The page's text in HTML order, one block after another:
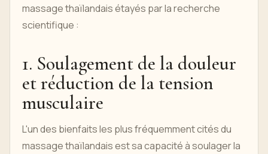
massage thaïlandais étayés par la recherche
scientifique :
1. Soulagement de la douleur
et réduction de la tension
musculaire
L'un des bienfaits les plus fréquemment cités du
massage thaïlandais est sa capacité à soulager la